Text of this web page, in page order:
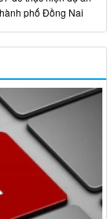
phố Đồng Nai